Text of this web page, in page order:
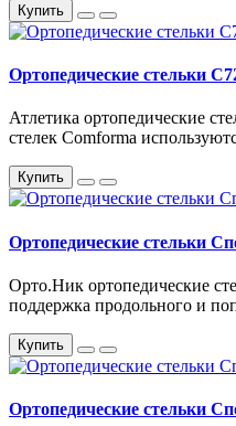
Купить
Ортопедические стельки
Атлетика ортопедические
стелек Comforma
Купить
Ортопедические стельки
Орто.Ник ортопедические
поддержка продольного и
Купить
Ортопедические стельки